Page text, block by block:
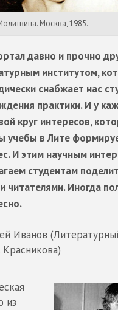
Москва, 1985.
давно и прочно
институтом,
снабжает нас
практики. И у
круг интересов,
учебы в Лите
И этим научным
студентам
читателями. Иногда
Иванов
из